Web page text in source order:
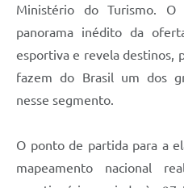
Ministério do Turismo. O
panorama inédito da
esportiva e revela destinos,
fazem do Brasil um dos
nesse segmento.
O ponto de partida para a
mapeamento nacional